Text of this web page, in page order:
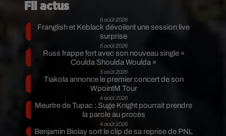
Fil actus
6 août 2026
Franglish et Keblack dévoilent une session live
surprise
5 août 2026
Russ frappe fort avec son nouveau single «
Coulda Shoulda Woulda »
5 août 2026
Tiakola annonce le premier concert de son
WpointM Tour
4 août 2026
Meurtre de Tupac : Suge Knight pourrait prendre
la parole au procès
4 août 2026
Benjamin Biolay sort le clip de sa reprise de PNL